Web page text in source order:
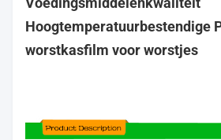
Hoogtemperatuurbestendige
worstkasfilm voor worstjes